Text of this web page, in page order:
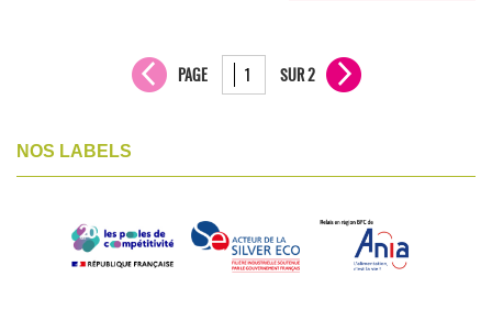
PAGE SUR 2
NOS LABELS